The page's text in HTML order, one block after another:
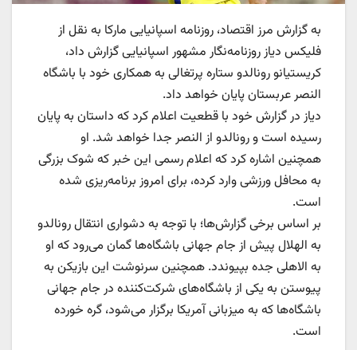
به گزارش مرز اقتصاد، روزنامه اسپانیایی مارکا به نقل از
فلیکس دیاز روزنامه‌نگار مشهور اسپانیایی گزارش داد،
کریستیانو رونالدو ستاره پرتغالی به همکاری خود با باشگاه
النصر عربستان پایان خواهد داد.
دیاز در گزارش خود با قطعیت اعلام کرد که داستان به پایان
رسیده است و رونالدو از النصر جدا خواهد شد. او
همچنین اشاره کرد که اعلام رسمی این خبر که شوک بزرگی
به محافل ورزشی وارد کرده، برای امروز برنامه‌ریزی شده
است.
بر اساس برخی گزارش‌ها؛ با توجه به دشواری انتقال رونالدو
به الهلال پیش از جام جهانی باشگاه‌ها گمان می‌رود که او
به الاهلی جده بپیوندد. همچنین سرنوشت این بازیکن به
پیوستن به یکی از باشگاه‌های شرکت‌کننده در جام جهانی
باشگاه‌ها که به میزبانی آمریکا برگزار می‌شود، گره خورده
است.